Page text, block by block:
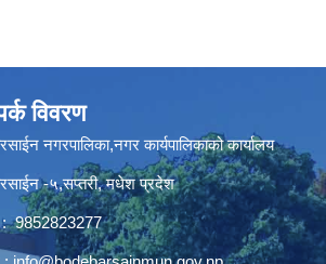
विवरण
नगरपालिका,नगर कार्यपालिकाको कार्यालय
-५,सप्तरी, मधेश प्रदेश
: 9852823277